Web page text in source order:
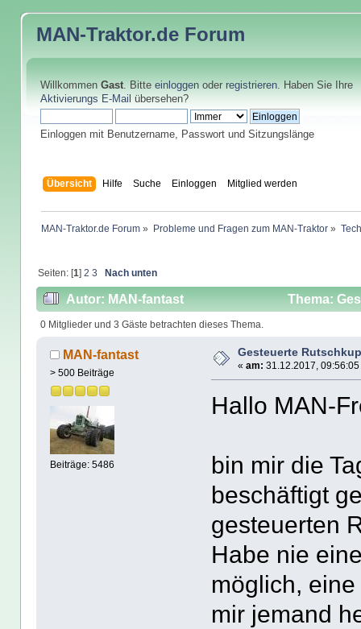
MAN-Traktor.de Forum
Willkommen Gast. Bitte einloggenoder registrieren. Haben Sie Ihre
Aktivierungs E-Mail übersehen?
Einloggen mit Benutzername, Passwort und Sitzungslänge
Übersicht Hilfe Suche Einloggen Mitglied werden
MAN-Traktor.de Forum » Probleme und Fragen zum MAN-Traktor »
Seiten: [1] 2 3 Nach unten
Autor: MAN-fantast Thema:
0 Mitglieder und 3 Gäste betrachten dieses Thema.
MAN-fantast
> 500 Beiträge
Beiträge: 5486
Gesteuerte
« am: 31.12.2017, 09:56:05
Hallo MAN-
bin mir die
beschäftigt
gesteuerten
Habe nie
möglich,
mir jemand